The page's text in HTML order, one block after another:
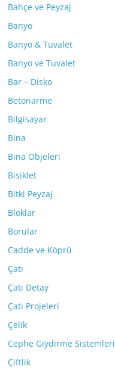
Bahçe ve Peyzaj
Banyo
Banyo & Tuvalet
Banyo ve Tuvalet
Bar – Disko
Betonarme
Bilgisayar
Bina
Bina Objeleri
Bisiklet
Bitki Peyzaj
Bloklar
Borular
Cadde ve Köprü
Çatı
Çatı Detay
Çatı Projeleri
Çelik
Cephe Giydirme Sistemleri
Çiftlik